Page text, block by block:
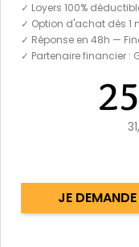
✓ Loyers 100%
✓ Option d'achat dès 1
✓ Réponse en 48h —
✓ Partenaire financier :
JE